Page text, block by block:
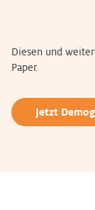
Diesen und
Paper.